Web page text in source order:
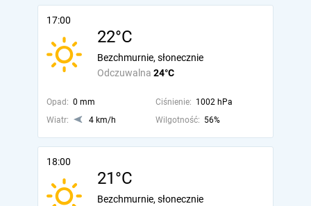
17:00
22°C
Odczuwalna 24°C
Bezchmurnie, słonecznie
Opad: 0 mm Ciśnienie: 1002 hPa
Wiatr:
4 km/h Wilgotność: 56%
18:00
21°C
Bezchmurnie, słonecznie